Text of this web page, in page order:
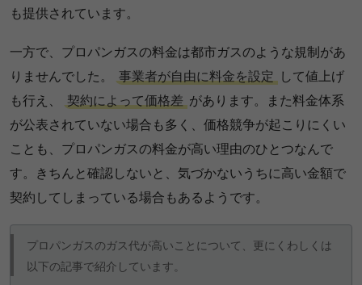
も提供されています。
一方で、プロパンガスの料金は都市ガスのような規制があ
りませんでした。
事業者が自由に料金を設定
して値上げ
も行え、
契約によって価格差 があります。また料金体系
が公表されていない場合も多く、価格競争が起こりにくい
ことも、プロパンガスの料金が高い理由のひとつなんで
す。きちんと確認しないと、気づかないうちに高い金額で
契約してしまっている場合もあるようです。
プロパンガスのガス代が高いことについて、更にくわしくは
以下の記事で紹介しています。